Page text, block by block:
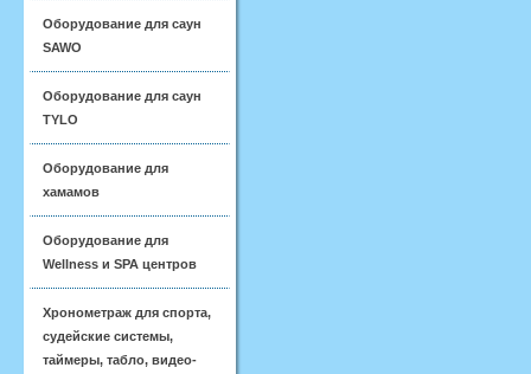
Оборудование для саун
SAWO
Оборудование для саун
TYLO
Оборудование для
хамамов
Оборудование для
Wellness и SPA центров
Хронометраж для спорта,
судейские системы,
таймеры, табло, видео-